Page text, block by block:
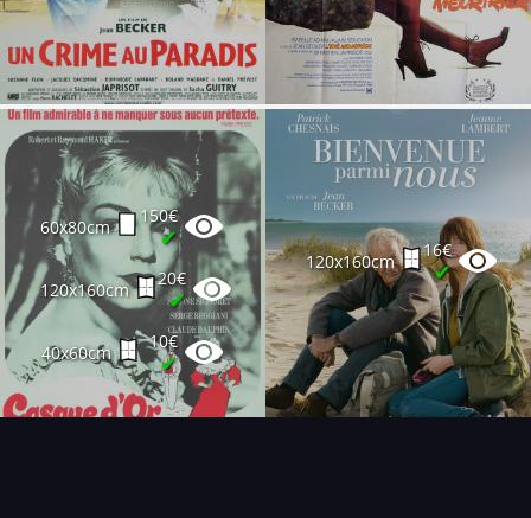
60x80cm
150€
✔
120x160cm
20€
✔
40x60cm
10€
✔
120x160cm
16€
✔